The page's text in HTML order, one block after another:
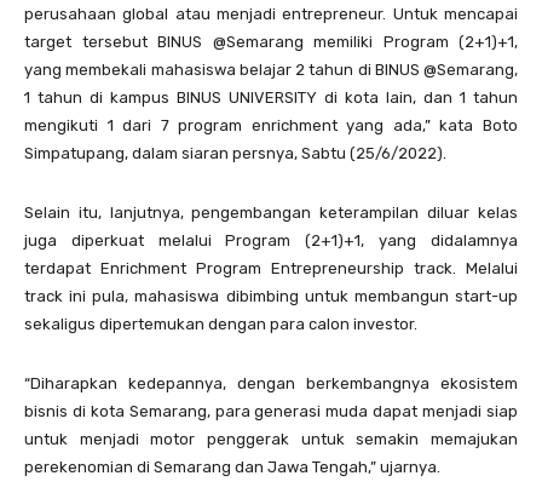
perusahaan global atau menjadi entrepreneur. Untuk mencapai
target tersebut BINUS @Semarang memiliki Program (2+1)+1,
yang membekali mahasiswa belajar 2 tahun di BINUS @Semarang,
1 tahun di kampus BINUS UNIVERSITY di kota lain, dan 1 tahun
mengikuti 1 dari 7 program enrichment yang ada,” kata Boto
Simpatupang, dalam siaran persnya, Sabtu (25/6/2022).
Selain itu, lanjutnya, pengembangan keterampilan diluar kelas
juga diperkuat melalui Program (2+1)+1, yang didalamnya
terdapat Enrichment Program Entrepreneurship track. Melalui
track ini pula, mahasiswa dibimbing untuk membangun start-up
sekaligus dipertemukan dengan para calon investor.
“Diharapkan kedepannya, dengan berkembangnya ekosistem
bisnis di kota Semarang, para generasi muda dapat menjadi siap
untuk menjadi motor penggerak untuk semakin memajukan
perekenomian di Semarang dan Jawa Tengah,” ujarnya.